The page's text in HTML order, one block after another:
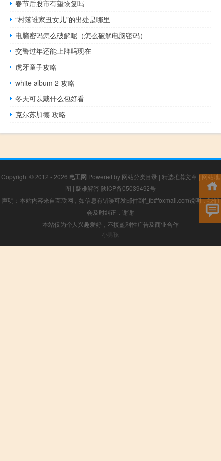
春节后股市有望恢复吗
“村落谁家丑女儿”的出处是哪里
电脑密码怎么破解呢（怎么破解电脑密码）
交警过年还能上牌吗现在
虎牙童子攻略
white album 2 攻略
冬天可以戴什么包好看
克尔苏加德 攻略
Copyright © 2012 - 2026 电工网 Powered by 网站分类目录 | 精选推荐文章 |网站地
图 | 疑难解答 陕ICP备05039492号
声明：本站内容来自互联网，如信息有错误可发邮件到f_fb#foxmail.com说明，我们
会及时纠正，谢谢
本站仅为个人兴趣爱好，不接盈利性广告及商业合作
小男孩